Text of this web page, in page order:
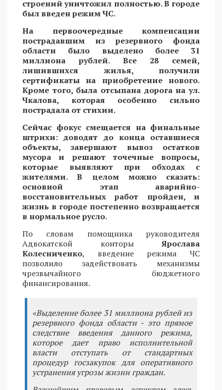
строений уничтожил полностью. В городе
был введен режим ЧС.
На первоочередные компенсации
пострадавшим из резервного фонда
области было выделено более 31
миллиона рублей. Все 28 семей,
лишившихся жилья, получили
сертификаты на приобретение нового.
Кроме того, была отсыпана дорога на ул.
Чкалова, которая особенно сильно
пострадала от стихии.
Сейчас фокус смещается на финальные
штрихи: доводят до конца оставшиеся
объекты, завершают вывоз остатков
мусора и решают точечные вопросы,
которые выявляют при обходах с
жителями. В целом можно сказать:
основной этап аварийно-
восстановительных работ пройден, и
жизнь в городе постепенно возвращается
в нормальное русло.
По словам помощника руководителя
Адвокатской конторыЯрослава
Колесниченко, введение режима ЧС
позволило задействовать механизмы
чрезвычайного бюджетного
финансирования.
«Выделение более 31 миллиона рублей из
резервного фонда области - это прямое
следствие введения данного режима,
которое дает право исполнительной
власти отступать от стандартных
процедур госзакупок для оперативного
устранения угрозы жизни граждан.